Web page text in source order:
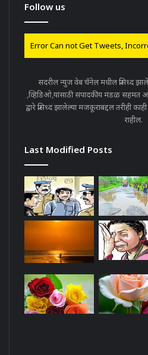
Follow us
Error Can not Get Tweets,
सदरील न्युज वेब चॅनेल मधील प्रसिध्द
,व्हिडिओ,यांसाठी संपादकीय मंडळ सहमत
द्वारे प्रसिध्द झालेल्या मजकूराबद्दल तरीही
राहील.
Last Modified Posts